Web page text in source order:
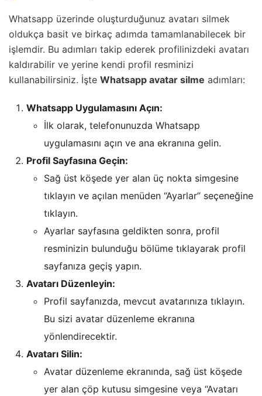
Whatsapp üzerinde oluşturduğunuz avatarı silmek
oldukça basit ve birkaç adımda tamamlanabilecek bir
işlemdir. Bu adımları takip ederek profilinizdeki avatarı
kaldırabilir ve yerine kendi profil resminizi
kullanabilirsiniz. İşte Whatsapp avatar silme adımları:
Whatsapp Uygulamasını Açın:
İlk olarak, telefonunuzda Whatsapp
uygulamasını açın ve ana ekranına gelin.
Profil Sayfasına Geçin:
Sağ üst köşede yer alan üç nokta simgesine
tıklayın ve açılan menüden “Ayarlar” seçeneğine
tıklayın.
Ayarlar sayfasına geldikten sonra, profil
resminizin bulunduğu bölüme tıklayarak profil
sayfanıza geçiş yapın.
Avatarı Düzenleyin:
Profil sayfanızda, mevcut avatarınıza tıklayın.
Bu sizi avatar düzenleme ekranına
yönlendirecektir.
Avatarı Silin:
Avatar düzenleme ekranında, sağ üst köşede
yer alan çöp kutusu simgesine veya “Avatarı